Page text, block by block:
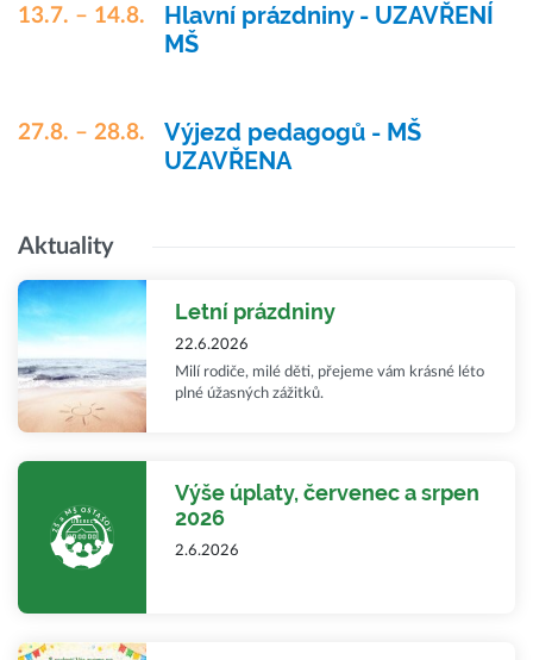
13.7. – 14.8.
Hlavní prázdniny - UZAVŘENÍ
MŠ
27.8. – 28.8.
Výjezd pedagogů - MŠ
UZAVŘENA
Aktuality
Letní prázdniny
22.6.2026
Milí rodiče, milé děti, přejeme vám krásné léto
plné úžasných zážitků.
Výše úplaty, červenec a srpen
2026
2.6.2026